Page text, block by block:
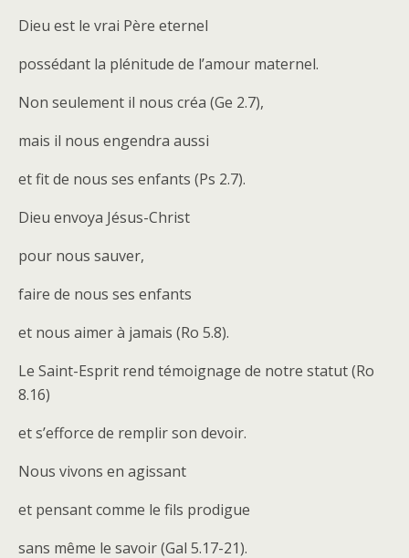
Dieu est le vrai Père eternel
possédant la plénitude de l’amour maternel.
Non seulement il nous créa (Ge 2.7),
mais il nous engendra aussi
et fit de nous ses enfants (Ps 2.7).
Dieu envoya Jésus-Christ
pour nous sauver,
faire de nous ses enfants
et nous aimer à jamais (Ro 5.8).
Le Saint-Esprit rend témoignage de notre statut (Ro
8.16)
et s’efforce de remplir son devoir.
Nous vivons en agissant
et pensant comme le fils prodigue
sans même le savoir (Gal 5.17-21).